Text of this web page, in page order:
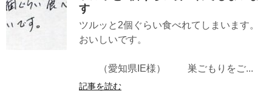
す
ツルッと2個ぐらい食べれてしまいます。
おいしいです。
（愛知県IE様） 巣ごもりをご...
記事を読む